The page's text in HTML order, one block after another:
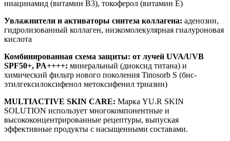
ниацинамид (витамин B3), токоферол (витамин E)
Увлажнители и активаторы синтеза коллагена: аденозин,
гидролизованный коллаген, низкомолекулярная гиалуроновая
кислота
Комбинированная схема защиты: от лучей UVA/UVB
SPF50+, PA++++: минеральный (диоксид титана) и
химический фильтр нового поколения Tinosorb S (бис-
этилгексилоксифенол метоксифенил триазин)
MULTIACTIVE SKIN CARE: Марка YU.R SKIN
SOLUTION использует многокомпонентные и
высококонцентрированные рецептуры, выпуская
эффективные продукты с насыщенными составами.